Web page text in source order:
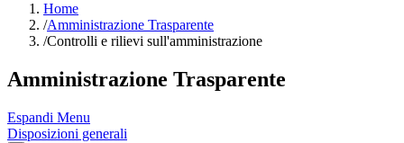
Home
/Amministrazione Trasparente
/Controlli e rilievi sull'amministrazione
Amministrazione Trasparente
Espandi Menu
Disposizioni generali